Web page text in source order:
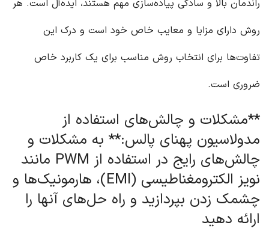
راندمان بالا و سادگی پیاده‌سازی مهم هستند، ایده‌آل است. هر
روش دارای مزایا و معایب خاص خود است و درک این
تفاوت‌ها برای انتخاب روش مناسب برای یک کاربرد خاص
ضروری است.
**مشکلات و چالش‌های استفاده از
مدولاسیون پهنای پالس:** به مشکلات و
چالش‌های رایج در استفاده از PWM مانند
نویز الکترومغناطیسی (EMI)، هارمونیک‌ها و
چشمک زدن بپردازید و راه حل‌های آنها را
ارائه دهید